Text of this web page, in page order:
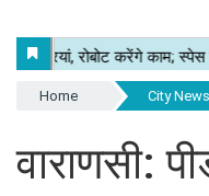
Home City News
वाराणसी: